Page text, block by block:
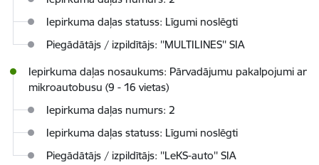
Iepirkuma daļas statuss: Līgumi noslēgti
Piegādātājs / izpildītājs: ''MULTILINES'' SIA
Iepirkuma daļas nosaukums: Pārvadājumu pakalpojumi ar
mikroautobusu (9 - 16 vietas)
Iepirkuma daļas numurs: 2
Iepirkuma daļas statuss: Līgumi noslēgti
Piegādātājs / izpildītājs: ''LeKS-auto'' SIA